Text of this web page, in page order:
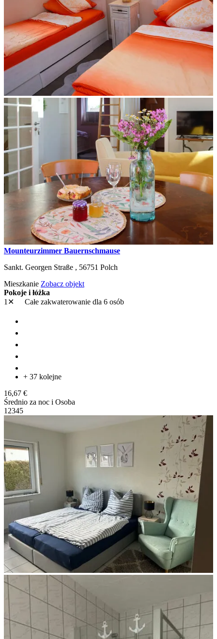
Mounteurzimmer Bauernschmause
Sankt. Georgen Straße , 56751 Polch
Mieszkanie Zobacz objekt
Pokoje i łóżka
1✕
Całe zakwaterowanie dla 6 osób
+ 37 kolejne
16,67 €
Średnio za noc i Osoba
1 2345